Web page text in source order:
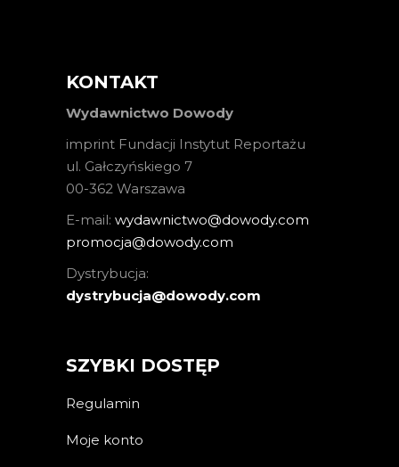
KONTAKT
Wydawnictwo Dowody
imprint Fundacji Instytut Reportażu
ul. Gałczyńskiego 7
00-362 Warszawa
E-mail: wydawnictwo@dowody.com
promocja@dowody.com
Dystrybucja:
dystrybucja@dowody.com
SZYBKI DOSTĘP
Regulamin
Moje konto